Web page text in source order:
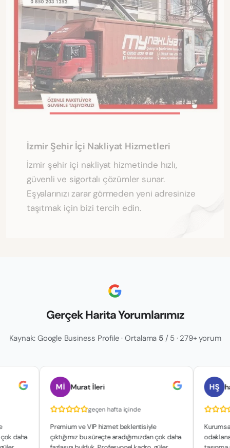
İzmir şehir içi nakliyat hizmetinde hızlı,
güvenli ve sigortalı çözümler sunar.
Eşyalarınızı zarar görmeden yeni adresinize
taşıtmak için bizi tercih edin.
Gerçek Harita Yorumlarımız
Kaynak: Google Business Profile · Ortalama 5/ 5 · 279+ yorum
Murat İleri
geçen hafta içinde
Premium ve VIP hizmet beklentisiyle
çıktığımız bu süreçte aradığımızdan çok daha
HŞ hakan
Kurumsal
odaklanan